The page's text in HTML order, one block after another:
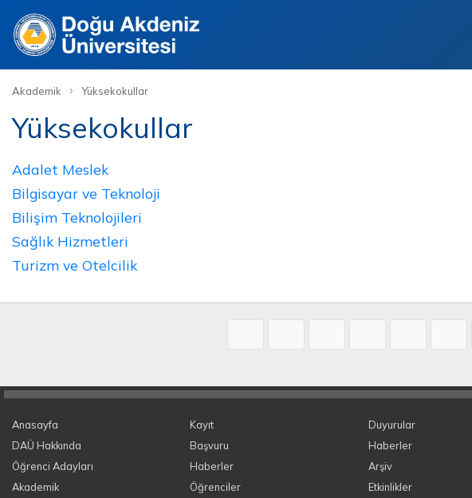
Akademik › Yüksekokullar
Yüksekokullar
Adalet Meslek
Bilgisayar ve Teknoloji
Bilişim Teknolojileri
Sağlık Hizmetleri
Turizm ve Otelcilik
Anasayfa
DAÜ Hakkında
Öğrenci Adayları
Akademik
Kayıt
Başvuru
Haberler
Öğrenciler
Duyurular
Haberler
Arşiv
Etkinlikler